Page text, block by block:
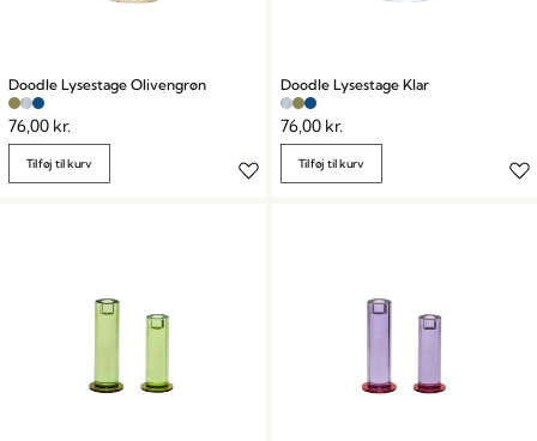
Doodle Lysestage Olivengrøn
76,00 kr.
Tilføj til kurv
Doodle Lysestage Klar
76,00 kr.
Tilføj til kurv